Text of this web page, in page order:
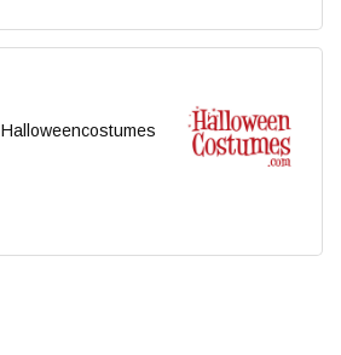
Halloweencostumes – תחפושות